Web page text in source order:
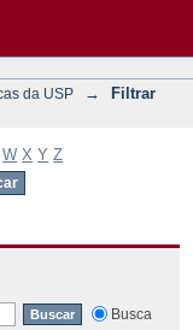
da USP →
Filtrar
W X Y Z
Busca